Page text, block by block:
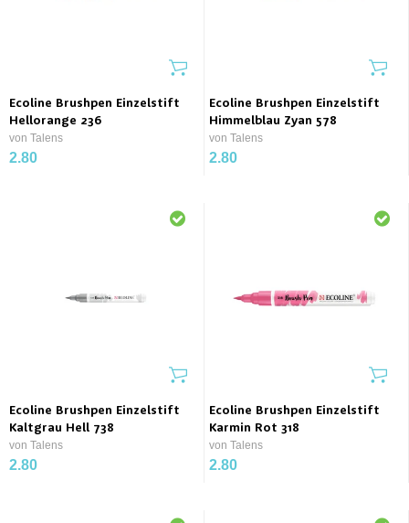
Ecoline Brushpen Einzelstift
Hellorange 236
von Talens
2.80
Ecoline Brushpen Einzelstift
Himmelblau Zyan 578
von Talens
2.80
Ecoline Brushpen Einzelstift
Kaltgrau Hell 738
von Talens
2.80
Ecoline Brushpen Einzelstift
Karmin Rot 318
von Talens
2.80